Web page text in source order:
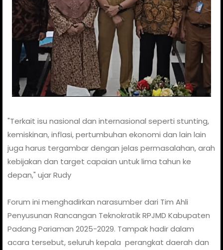
"Terkait isu nasional dan internasional seperti stunting,
kemiskinan, inflasi, pertumbuhan ekonomi dan lain lain
juga harus tergambar dengan jelas permasalahan, arah
kebijakan dan target capaian untuk lima tahun ke
depan," ujar Rudy
Forum ini menghadirkan narasumber dari Tim Ahli
Penyusunan Rancangan Teknokratik RPJMD Kabupaten
Padang Pariaman 2025-2029. Tampak hadir dalam
acara tersebut, seluruh kepala perangkat daerah dan